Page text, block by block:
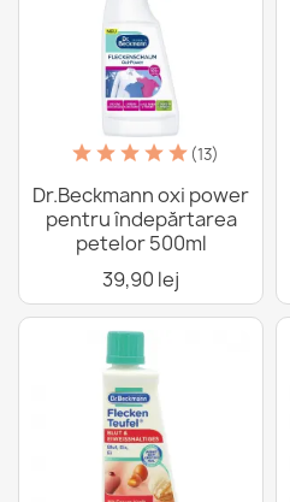
(13)
Dr.Beckmann oxi power
pentru îndepărtarea
petelor 500ml
39,90 lej